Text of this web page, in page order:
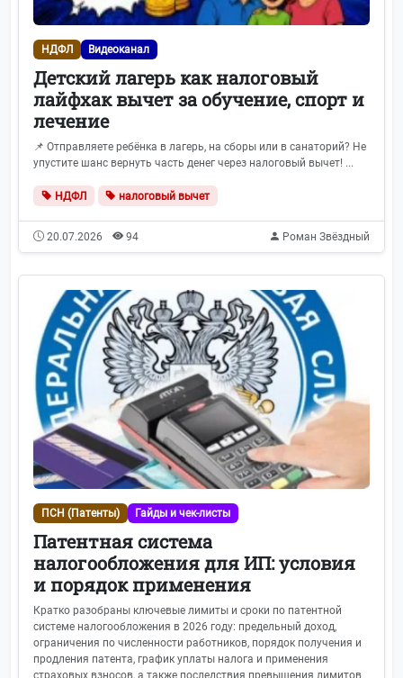
НДФЛ Видеоканал
Детский лагерь как налоговый
лайфхак вычет за обучение, спорт и
лечение
📌 Отправляете ребёнка в лагерь, на сборы или в санаторий? Не
упустите шанс вернуть часть денег через налоговый вычет! ...
НДФЛ налоговый вычет
20.07.2026 94 Роман Звёздный
ПСН (Патенты) Гайды и чек-листы
Патентная система
налогообложения для ИП: условия
и порядок применения
Кратко разобраны ключевые лимиты и сроки по патентной
системе налогообложения в 2026 году: предельный доход,
ограничения по численности работников, порядок получения и
продления патента, график уплаты налога и применения